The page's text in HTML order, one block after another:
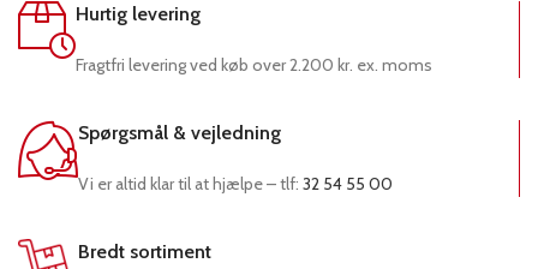
Hurtig levering
Fragtfri levering ved køb over 2.200 kr. ex. moms
Spørgsmål & vejledning
Vi er altid klar til at hjælpe – tlf: 32 54 55 00
Bredt sortiment